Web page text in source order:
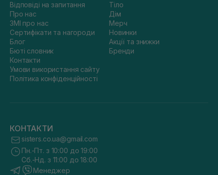
Відповіді на запитання
Про нас
ЗМІ про нас
Сертифікати та нагороди
Блог
Бюті словник
Контакти
Умови використання сайту
Політика конфіденційності
Тіло
Дім
Мерч
Новинки
Акції та знижки
Бренди
КОНТАКТИ
sisters.co.ua@gmail.com
Пн.-Пт. з 10:00 до 19:00
Сб.-Нд. з 11:00 до 18:00
Менеджер